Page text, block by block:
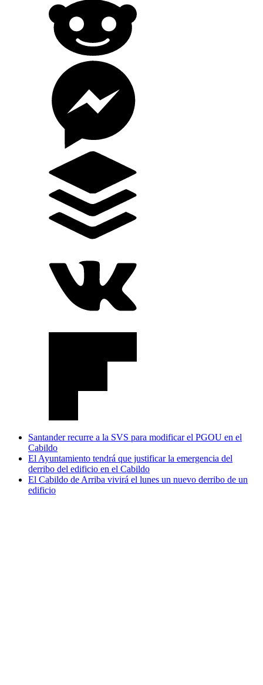
Santander recurre a la SVS para modificar el PGOU en el
Cabildo
El Ayuntamiento tendrá que justificar la emergencia del
derribo del edificio en el Cabildo
El Cabildo de Arriba vivirá el lunes un nuevo derribo de un
edificio